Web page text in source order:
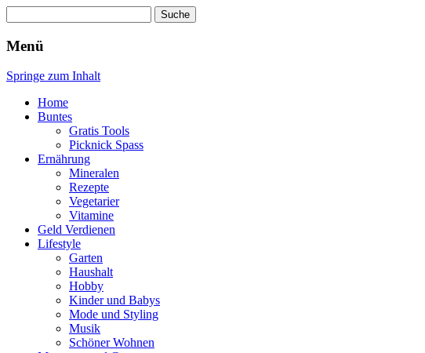
Pinkies
nach:
Menü
Springe zum Inhalt
Home
Buntes
Gratis Tools
Picknick Spass
Ernährung
Mineralen
Rezepte
Vegetarier
Vitamine
Geld Verdienen
Lifestyle
Garten
Haushalt
Hobby
Kinder und Babys
Mode und Styling
Musik
Schöner Wohnen